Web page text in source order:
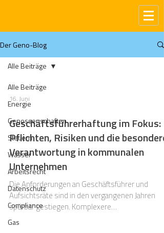
Der Geno-Blog
Alle Beiträge
Energie
Genossenschaften
Steuern
Wasser
Arbeitsrecht
Datenschutz
Compliance
Gas
Alle Beiträge
16. Juni
Geschäftsführerhaftung im Fokus:
Pflichten, Risiken und die besondere
Verantwortung in kommunalen
Unternehmen
Die Anforderungen an Geschäftsführer und
Aufsichtsräte sind in den vergangenen Jahren
spürbar gestiegen. Komplexere
Regulierungslandschaften, ESG-Anforderungen,